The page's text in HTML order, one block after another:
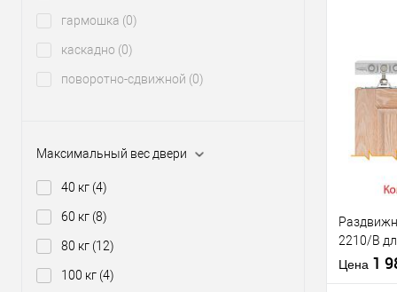
гармошка (0)
каскадно (0)
поворотно-сдвижной (0)
Максимальный вес двери
40 кг (4)
60 кг (8)
80 кг (12)
100 кг (4)
В
раздвижной
системы
системи
2210/B
весом до
Цена 1